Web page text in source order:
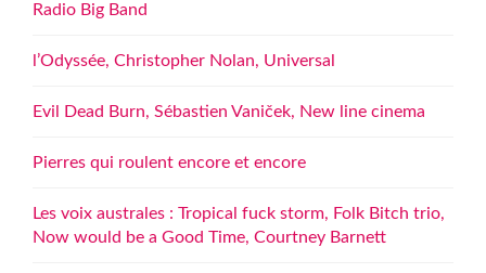
Radio Big Band
l’Odyssée, Christopher Nolan, Universal
Evil Dead Burn, Sébastien Vaniček, New line cinema
Pierres qui roulent encore et encore
Les voix australes : Tropical fuck storm, Folk Bitch trio,
Now would be a Good Time, Courtney Barnett